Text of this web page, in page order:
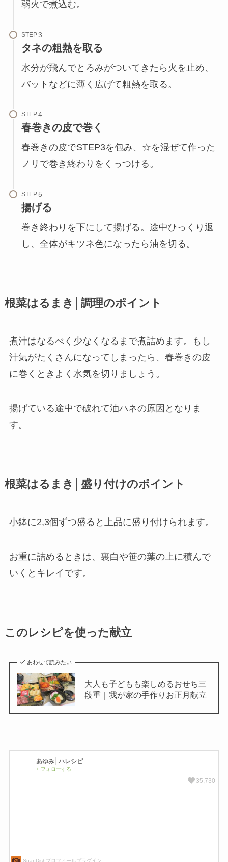
弱火で煮込む。
STEP
タネの粗熱を取る
水分が飛んでとろみがついてきたら火を止め、
バットなどに薄く広げて粗熱を取る。
STEP
春巻きの皮で巻く
春巻きの皮でSTEP3を包み、☆を混ぜて作った
ノリで巻き終わりをくっつける。
STEP
揚げる
巻き終わりを下にして揚げる。途中ひっくり返
し、全体がキツネ色になったら油を切る。
根菜はるまき│調理のポイント
煮汁はなるべく少なくなるまで煮詰めます。もし
汁気がたくさんになってしまったら、春巻きの皮
に巻くときよく水気を切りましょう。
揚げている途中で破れて油ハネの原因となりま
す。
根菜はるまき│盛り付けのポイント
小鉢に2,3個ずつ盛ると上品に盛り付けられます。
お重に詰めるときは、裏白や笹の葉の上に積んで
いくとキレイです。
このレシピを使った献立
あわせて読みたい
大人も子どもも楽しめるおせち三
段重｜我が家の手作りお正月献立